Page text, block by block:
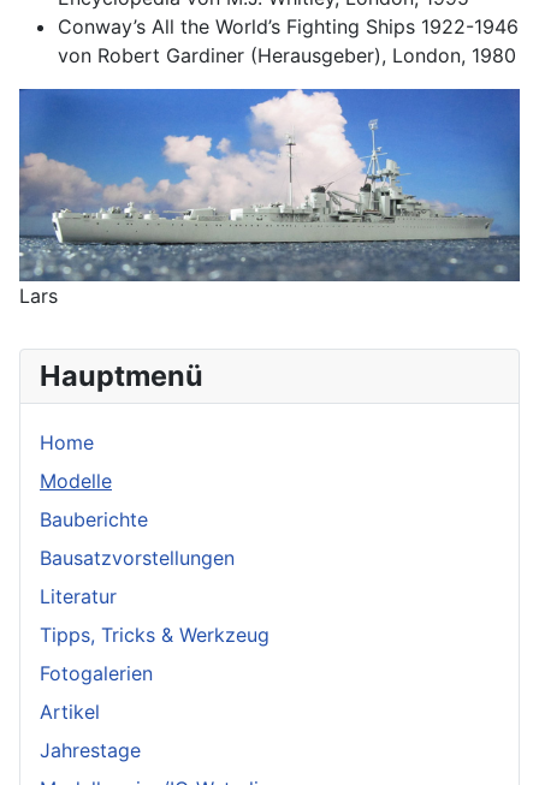
Hauptmenü
Home
Modelle
Bauberichte
Bausatzvorstellungen
Literatur
Tipps, Tricks & Werkzeug
Fotogalerien
Artikel
Jahrestage
Conway’s All the World’s Fighting Ships 1922-1946
von Robert Gardiner (Herausgeber), London, 1980
Lars